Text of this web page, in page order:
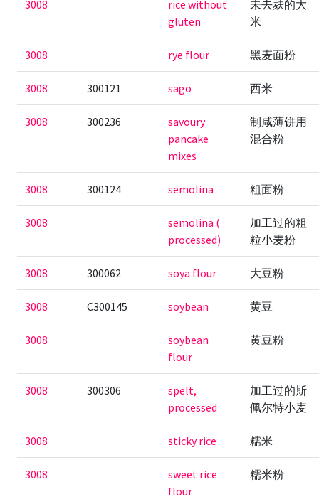
3008
rice without
gluten
未去麸的大
米
3008 rye flour 黑麦面粉
3008 300121 sago 西米
3008 300236
savoury
pancake
mixes
制咸薄饼用
混合粉
3008 300124 semolina 粗面粉
3008
semolina (
processed)
加工过的粗
粒小麦粉
3008 300062 soya flour 大豆粉
3008 C300145 soybean 黄豆
3008
soybean
flour
黄豆粉
3008 300306
spelt,
processed
加工过的斯
佩尔特小麦
3008 sticky rice 糯米
3008
sweet rice
flour
糯米粉